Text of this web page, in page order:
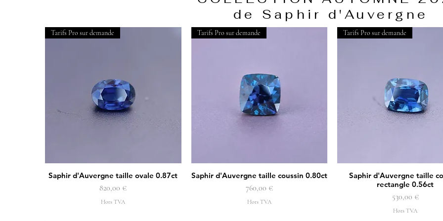
de Saphir d'Auvergne
Aperçu rapide
Tarifs Pro sur demande
Saphir d'Auvergne taille ovale 0.87ct
Prix
820,00 €
Hors TVA
Aperçu rapide
Tarifs Pro sur demande
Saphir d'Auvergne taille coussin 0.80ct
Prix
760,00 €
Hors TVA
Aperçu rapide
Tarifs Pro sur demande
Saphir d'Auvergne taille
rectangle 0.56ct
Prix
530,00 €
Hors TVA